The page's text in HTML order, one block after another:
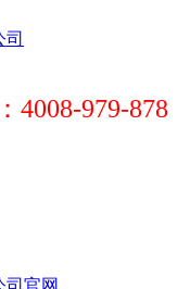
4008-979-878